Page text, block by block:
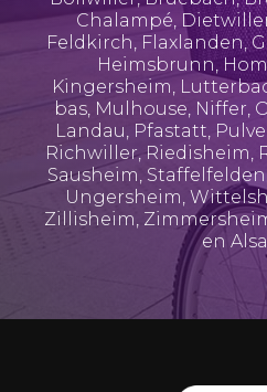
Chalampé,
Feldkirch, Flaxlanden,
Heimsbrunn,
Kingersheim,
bas, Mulhouse, Niffer,
Landau, Pfastatt,
Richwiller, Riedisheim,
Sausheim, Staffelfelden
Ungersheim,
Zillisheim,
en